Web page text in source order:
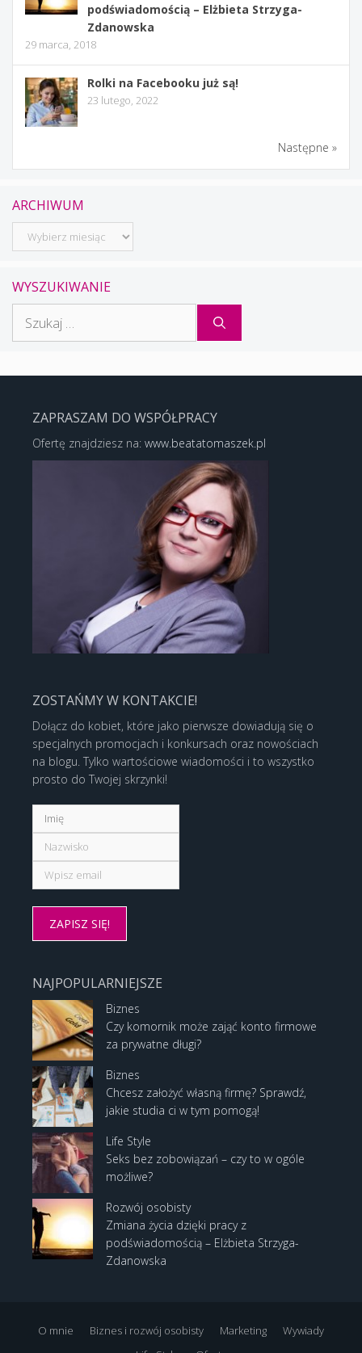
podświadomością – Elżbieta Strzyga-
Zdanowska
29 marca, 2018
Rolki na Facebooku już są!
23 lutego, 2022
Następne »
ARCHIWUM
Archiwum
WYSZUKIWANIE
ZAPRASZAM DO WSPÓŁPRACY
Ofertę znajdziesz na: www.beatatomaszek.pl
ZOSTAŃMY W KONTAKCIE!
Dołącz do kobiet, które jako pierwsze dowiadują się o
specjalnych promocjach i konkursach oraz nowościach
na blogu. Tylko wartościowe wiadomości i to wszystko
prosto do Twojej skrzynki!
NAJPOPULARNIEJSZE
Biznes
Czy komornik może zająć konto firmowe
za prywatne długi?
Biznes
Chcesz założyć własną firmę? Sprawdź,
jakie studia ci w tym pomogą!
Life Style
Seks bez zobowiązań – czy to w ogóle
możliwe?
Rozwój osobisty
Zmiana życia dzięki pracy z
podświadomością – Elżbieta Strzyga-
Zdanowska
O mnie Biznes i rozwój osobisty Marketing
Wywiady